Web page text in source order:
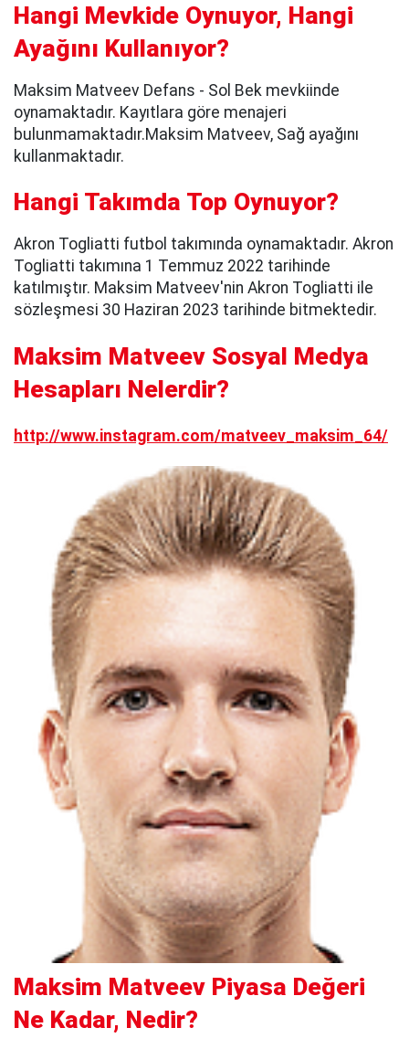
Hangi Mevkide Oynuyor, Hangi
Ayağını Kullanıyor?
Maksim Matveev Defans - Sol Bek mevkiinde
oynamaktadır. Kayıtlara göre menajeri
bulunmamaktadır.Maksim Matveev, Sağ ayağını
kullanmaktadır.
Hangi Takımda Top Oynuyor?
Akron Togliatti futbol takımında oynamaktadır. Akron
Togliatti takımına 1 Temmuz 2022 tarihinde
katılmıştır. Maksim Matveev'nin Akron Togliatti ile
sözleşmesi 30 Haziran 2023 tarihinde bitmektedir.
Maksim Matveev Sosyal Medya
Hesapları Nelerdir?
http://www.instagram.com/matveev_maksim_64/
Maksim Matveev Piyasa Değeri
Ne Kadar, Nedir?